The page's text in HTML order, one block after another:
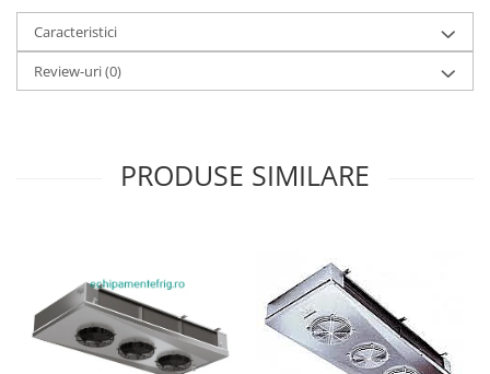
Caracteristici
Review-uri(0)
PRODUSE SIMILARE